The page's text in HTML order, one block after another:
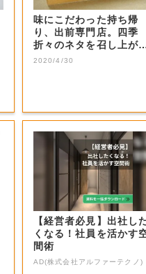
味にこだわった持ち帰
り、出前専門店。四季
折々のネタを召し上が
れ。
2020/4/30
【経営者必見】出社し
くなる！社員を活かす
間術
AD(株式会社アルファーテクノ)